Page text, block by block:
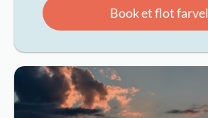
Book et flot farvel